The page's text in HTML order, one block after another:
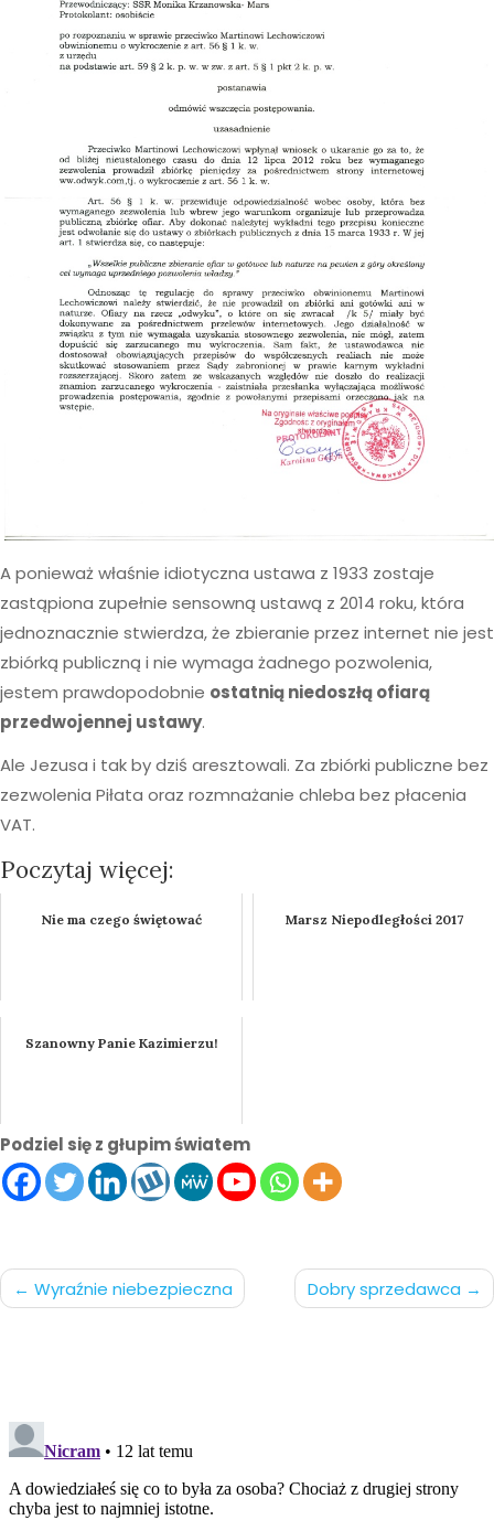
A ponieważ właśnie idiotyczna ustawa z 1933 zostaje
zastąpiona zupełnie sensowną ustawą z 2014 roku, która
jednoznacznie stwierdza, że zbieranie przez internet nie jest
zbiórką publiczną i nie wymaga żadnego pozwolenia,
jestem prawdopodobnie ostatnią niedoszłą ofiarą
przedwojennej ustawy.
Ale Jezusa i tak by dziś aresztowali. Za zbiórki publiczne bez
zezwolenia Piłata oraz rozmnażanie chleba bez płacenia
VAT.
Poczytaj więcej:
Nie ma czego świętować Marsz Niepodległości 2017
Szanowny Panie Kazimierzu!
Podziel się z głupim światem
Nawigacja
Wyraźnie niebezpieczna Dobry sprzedawca